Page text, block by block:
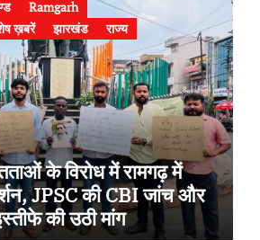
Ramgarh
ख़बरें
झारखंड राज्य
के विरोध में रामगढ़ में
JPSC की CBI जांच और
की उठी मांग